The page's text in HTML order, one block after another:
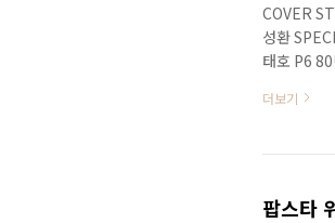
COVER
성환
태호 P6
속으로 /
여전히 지
더보기